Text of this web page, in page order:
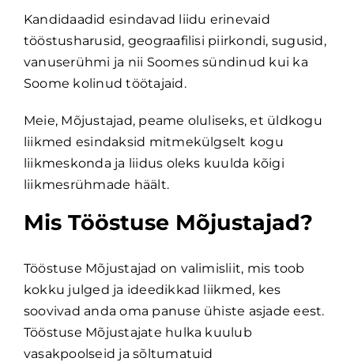
Kandidaadid esindavad liidu erinevaid
tööstusharusid, geograafilisi piirkondi, sugusid,
vanuserühmi ja nii Soomes sündinud kui ka
Soome kolinud töötajaid.
Meie, Mõjustajad, peame oluliseks, et üldkogu
liikmed esindaksid mitmekülgselt kogu
liikmeskonda ja liidus oleks kuulda kõigi
liikmesrühmade häält.
Mis Tööstuse Mõjustajad?
Tööstuse Mõjustajad on valimisliit, mis toob
kokku julged ja ideedikkad liikmed, kes
soovivad anda oma panuse ühiste asjade eest.
Tööstuse Mõjustajate hulka kuulub
vasakpoolseid ja sõltumatuid